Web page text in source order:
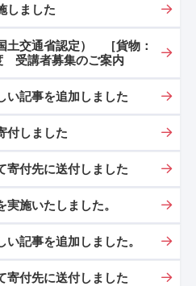
しました
土交通省認定） ［貨物：
受講者募集のご案内
い記事を追加しました
付しました
寄付先に送付しました
施いたしました。
記事を追加しました。
寄付先に送付しました